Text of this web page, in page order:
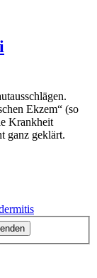
Ekzem“ (so
Krankheit
ganz geklärt.